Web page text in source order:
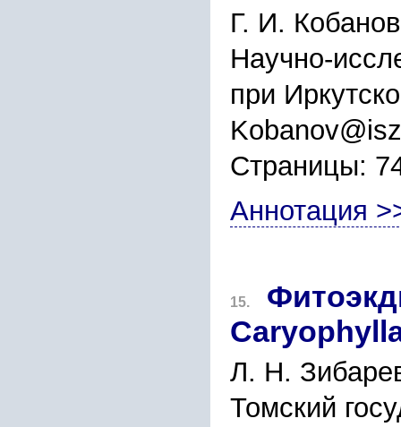
Г. И.
Научно-
при
Страницы:
Аннотация
15.
Л. Н.
Томский